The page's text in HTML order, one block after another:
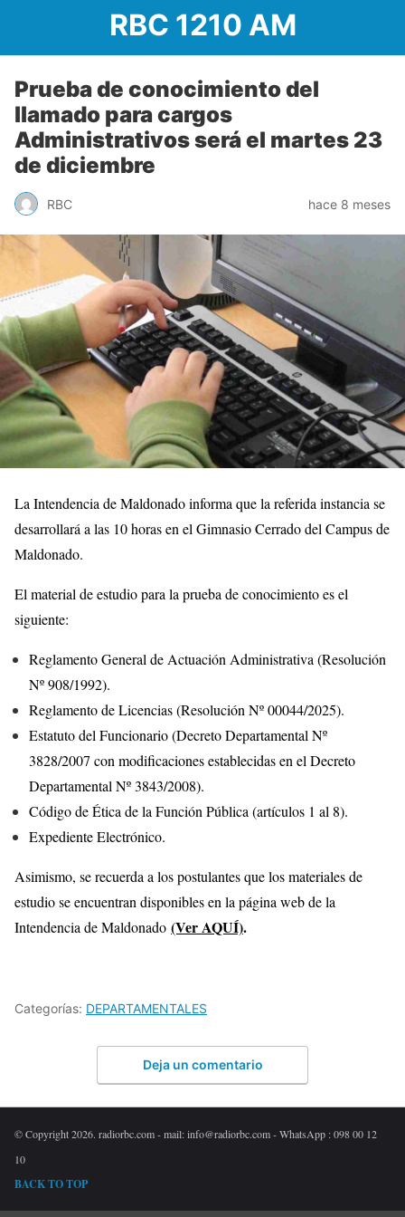
RBC 1210 AM
Prueba de conocimiento del
llamado para cargos
Administrativos será el martes 23
de diciembre
RBC hace 8 meses
La Intendencia de Maldonado informa que la referida instancia se
desarrollará a las 10 horas en el Gimnasio Cerrado del Campus de
Maldonado.
El material de estudio para la prueba de conocimiento es el
siguiente:
Reglamento General de Actuación Administrativa (Resolución
Nº 908/1992).
Reglamento de Licencias (Resolución Nº 00044/2025).
Estatuto del Funcionario (Decreto Departamental Nº
3828/2007 con modificaciones establecidas en el Decreto
Departamental Nº 3843/2008).
Código de Ética de la Función Pública (artículos 1 al 8).
Expediente Electrónico.
Asimismo, se recuerda a los postulantes que los materiales de
estudio se encuentran disponibles en la página web de la
Intendencia de Maldonado (Ver AQUÍ).
Categorías: DEPARTAMENTALES
Deja un comentario
© Copyright 2026. radiorbc.com - mail: info@radiorbc.com - WhatsApp : 098 00 12
10
BACK TO TOP